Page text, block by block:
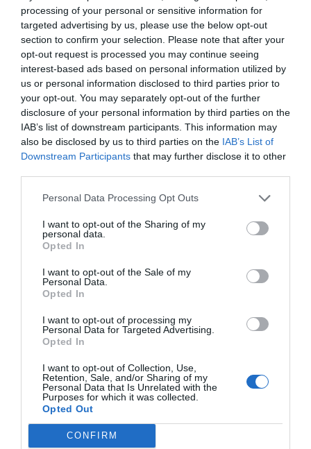
processing of your personal or sensitive information for
targeted advertising by us, please use the below opt-out
section to confirm your selection. Please note that after your
opt-out request is processed you may continue seeing
interest-based ads based on personal information utilized by
us or personal information disclosed to third parties prior to
your opt-out. You may separately opt-out of the further
disclosure of your personal information by third parties on the
IAB’s list of downstream participants. This information may
also be disclosed by us to third parties on the IAB’s List of
Downstream Participants that may further disclose it to other
Personal Data Processing Opt Outs
I want to opt-out of the Sharing of my
personal data.
Opted In
I want to opt-out of the Sale of my
Personal Data.
Opted In
I want to opt-out of processing my
Personal Data for Targeted Advertising.
Opted In
I want to opt-out of Collection, Use,
Retention, Sale, and/or Sharing of my
Personal Data that Is Unrelated with the
Purposes for which it was collected.
Opted Out
CONFIRM
rellevants.
En aquesta obra, i en la infografiaRealitat virtual
i realitat augmentada: Equipament i tècniques
també trobareu terminologia referent a
l’equipament, com ara casc de realitat virtual,
dispositiu hàptico ulleres de 3D , i a les diverses
tècniques, comcorporització,holoportació,
tan real com la vida mateixa.
AfegirVIA Empresacom a font preferida de
Google de forma gratuïta
Estigues informat amb les últimes notícies d'actualitat
ACTIVAR ARA